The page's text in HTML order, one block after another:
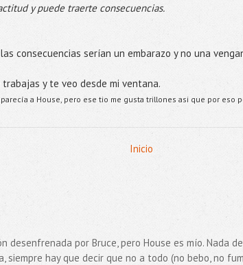
y puede traerte consecuencias.
consecuencias serían un embarazo y no una
trabajas y te veo desde mi ventana.
a House, pero ese tio me gusta trillones asi que por eso
Inicio
desenfrenada por Bruce, pero House es mío. Nada
siempre hay que decir que no a todo (no bebo, no